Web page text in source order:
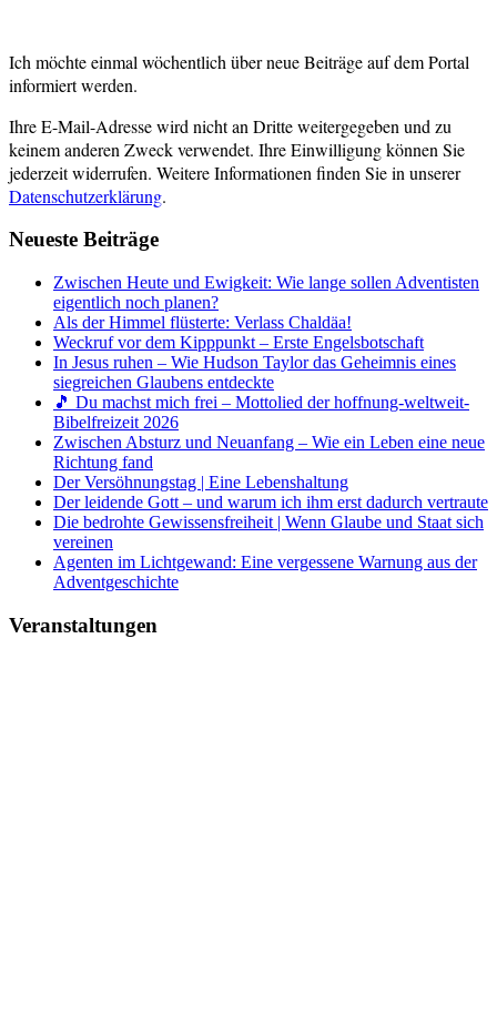
Ich möchte einmal wöchentlich über neue Beiträge auf dem Portal
informiert werden.
Ihre E-Mail-Adresse wird nicht an Dritte weitergegeben und zu
keinem anderen Zweck verwendet. Ihre Einwilligung können Sie
jederzeit widerrufen. Weitere Informationen finden Sie in unserer
Datenschutzerklärung.
Neueste Beiträge
Zwischen Heute und Ewigkeit: Wie lange sollen Adventisten
eigentlich noch planen?
Als der Himmel flüsterte: Verlass Chaldäa!
Weckruf vor dem Kipppunkt – Erste Engelsbotschaft
In Jesus ruhen – Wie Hudson Taylor das Geheimnis eines
siegreichen Glaubens entdeckte
🎵 Du machst mich frei – Mottolied der hoffnung-weltweit-
Bibelfreizeit 2026
Zwischen Absturz und Neuanfang – Wie ein Leben eine neue
Richtung fand
Der Versöhnungstag | Eine Lebenshaltung
Der leidende Gott – und warum ich ihm erst dadurch vertraute
Die bedrohte Gewissensfreiheit | Wenn Glaube und Staat sich
vereinen
Agenten im Lichtgewand: Eine vergessene Warnung aus der
Adventgeschichte
Veranstaltungen